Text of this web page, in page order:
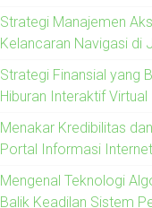
Strategi Manajemen
Kelancaran Navigasi di
Strategi Finansial yang
Hiburan Interaktif Virtual
Menakar Kredibilitas
Portal Informasi Internet
Mengenal Teknologi
Balik Keadilan Sistem